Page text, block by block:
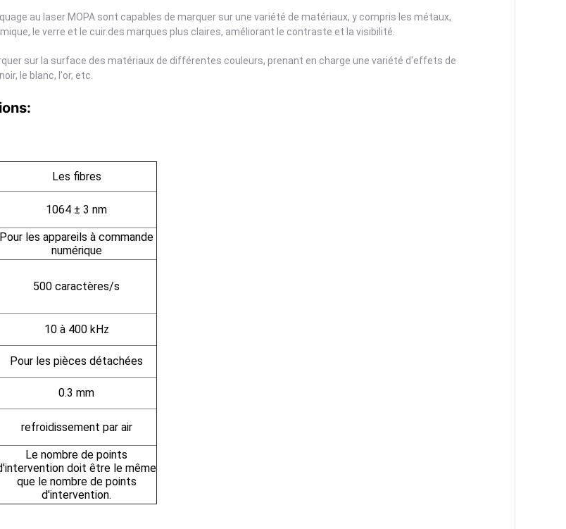
au laser MOPA sont capables de marquer sur une variété de matériaux, y compris les métaux,
le verre et le cuir.des marques plus claires, améliorant le contraste et la visibilité.
sur la surface des matériaux de différentes couleurs, prenant en charge une variété d'effets de
le blanc, l'or, etc.
Les fibres
1064 ± 3 nm
Pour les appareils à commande
numérique
500 caractères/s
10 à 400 kHz
Pour les pièces détachées
0.3 mm
refroidissement par air
Le nombre de points
doit être le même
que le nombre de points
d'intervention.